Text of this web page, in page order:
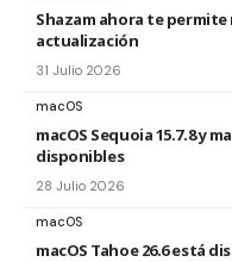
Shazam ahora te
actualización
31 Julio 2026
macOS
macOS Sequoia 15.7.8 y
disponibles
28 Julio 2026
macOS
macOS Tahoe 26.6 está